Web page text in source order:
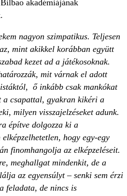
akadémiájának
nagyon szimpatikus. Teljesen
mint akikkel korábban együtt
kezet ad a játékosoknak.
mit várnak el adott
ő inkább csak mankókat
a csapattal, gyakran kikéri a
milyen visszajelzéseket adunk.
építve dolgozza ki a
hogy egy-egy
finomhangolja az elképzeléseit.
meghallgat mindenkit, de a
az egyensúlyt – senki sem érzi
feladata, de nincs is